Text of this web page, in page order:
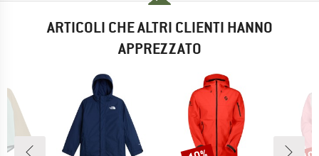
ARTICOLI CHE ALTRI CLIENTI HANNO
APPREZZATO